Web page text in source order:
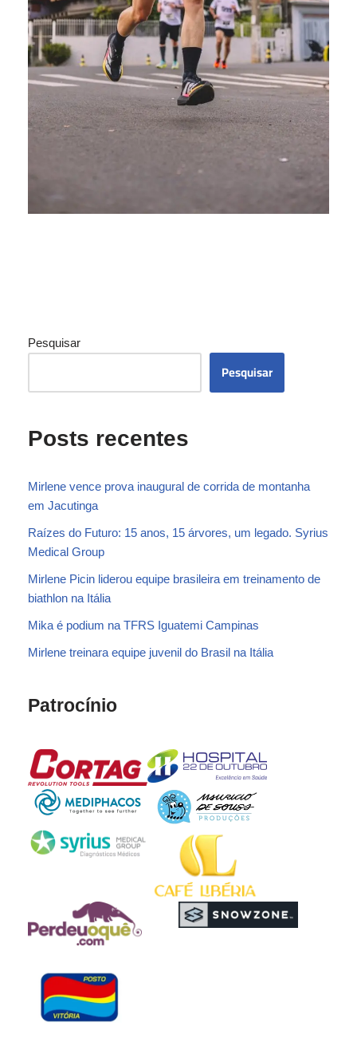
Pesquisar
Pesquisar
Posts recentes
Mirlene vence prova inaugural de corrida de montanha
em Jacutinga
Raízes do Futuro: 15 anos, 15 árvores, um legado. Syrius
Medical Group
Mirlene Picin liderou equipe brasileira em treinamento de
biathlon na Itália
Mika é podium na TFRS Iguatemi Campinas
Mirlene treinara equipe juvenil do Brasil na Itália
Patrocínio